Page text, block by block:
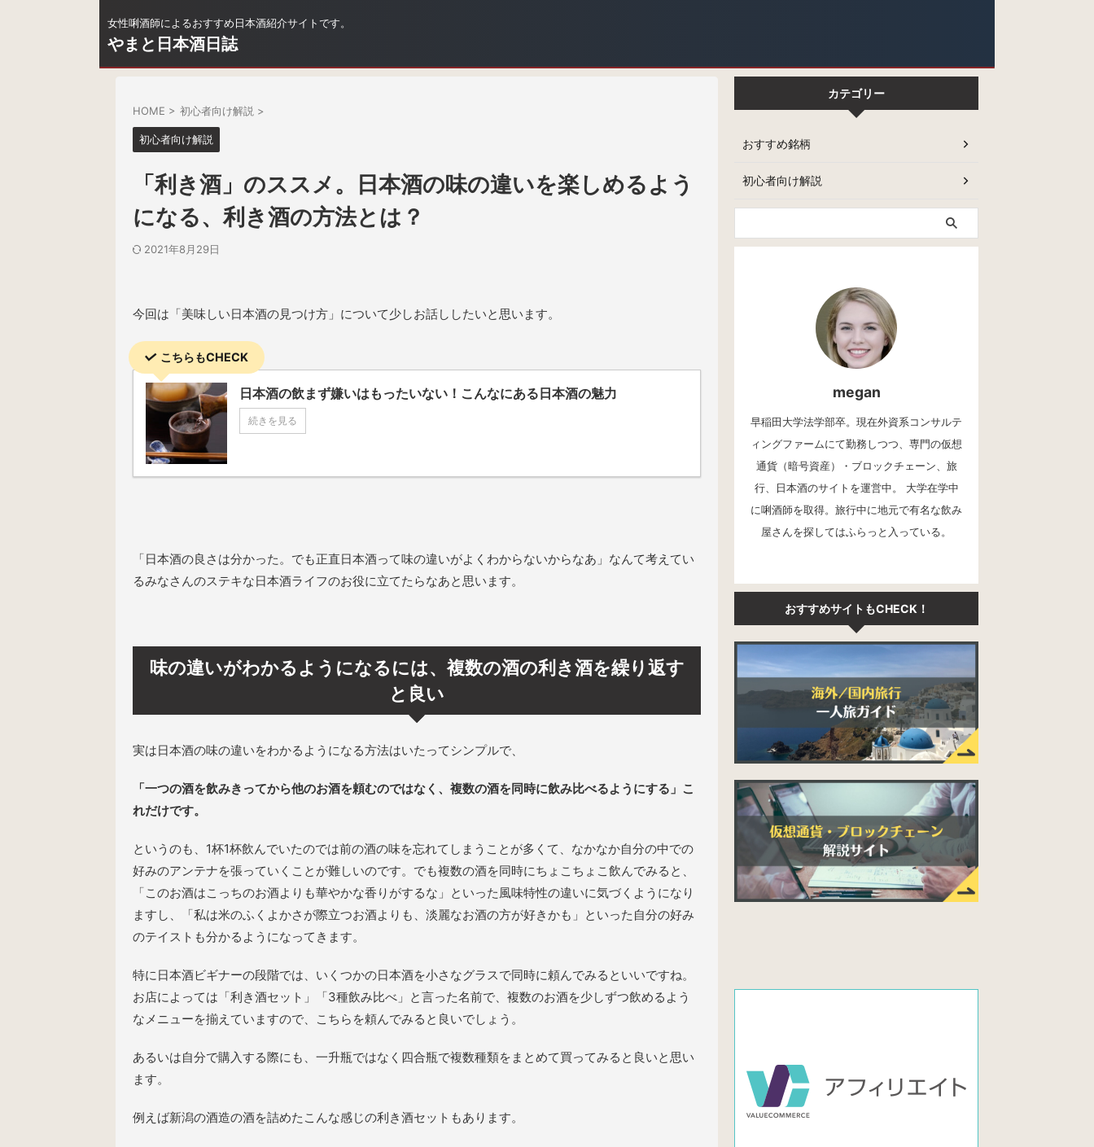
女性唎酒師によるおすすめ日本酒紹介サイトです。
やまと日本酒日誌
HOME > 初心者向け解説 >
初心者向け解説
「利き酒」のススメ。日本酒の味の違いを楽しめるよう
になる、利き酒の方法とは？
2021年8月29日
今回は「美味しい日本酒の見つけ方」について少しお話ししたいと思います。
こちらもCHECK
日本酒の飲まず嫌いはもったいない！こんなにある日本酒の魅力
続きを見る
「日本酒の良さは分かった。でも正直日本酒って味の違いがよくわからないからなあ」なんて考えてい
るみなさんのステキな日本酒ライフのお役に立てたらなあと思います。
味の違いがわかるようになるには、複数の酒の利き酒を繰り返す
と良い
実は日本酒の味の違いをわかるようになる方法はいたってシンプルで、
「一つの酒を飲みきってから他のお酒を頼むのではなく、複数の酒を同時に飲み比べるようにする」こ
れだけです。
というのも、1杯1杯飲んでいたのでは前の酒の味を忘れてしまうことが多くて、なかなか自分の中での
好みのアンテナを張っていくことが難しいのです。でも複数の酒を同時にちょこちょこ飲んでみると、
「このお酒はこっちのお酒よりも華やかな香りがするな」といった風味特性の違いに気づくようになり
ますし、「私は米のふくよかさが際立つお酒よりも、淡麗なお酒の方が好きかも」といった自分の好み
のテイストも分かるようになってきます。
特に日本酒ビギナーの段階では、いくつかの日本酒を小さなグラスで同時に頼んでみるといいですね。
お店によっては「利き酒セット」「3種飲み比べ」と言った名前で、複数のお酒を少しずつ飲めるよう
なメニューを揃えていますので、こちらを頼んでみると良いでしょう。
あるいは自分で購入する際にも、一升瓶ではなく四合瓶で複数種類をまとめて買ってみると良いと思い
ます。
例えば新潟の酒造の酒を詰めたこんな感じの利き酒セットもあります。
カテゴリー
おすすめ銘柄
初心者向け解説
megan
早稲田大学法学部卒。現在外資系コンサルテ
ィングファームにて勤務しつつ、専門の仮想
通貨（暗号資産）・ブロックチェーン、旅
行、日本酒のサイトを運営中。 大学在学中
に唎酒師を取得。旅行中に地元で有名な飲み
屋さんを探してはふらっと入っている。
おすすめサイトもCHECK！